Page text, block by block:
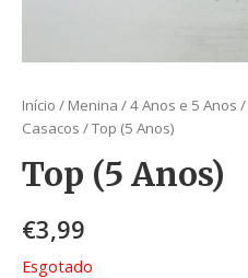
Início / Menina /4 Anos e 5 Anos /
Casacos / Top (5 Anos)
Top (5 Anos)
€3,99
Esgotado